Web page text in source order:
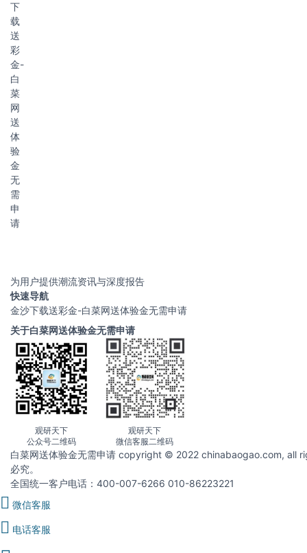
下
载
送
彩
金-
白
菜
网
送
体
验
金
无
需
申
请
为用户提供潮流资讯与深度报告
快速导航
金沙下载送彩金-白菜网送体验金无需申请
关于白菜网送体验金无需申请
观研天下
公众号二维码
观研天下
微信客服二维码
白菜网送体验金无需申请 copyright © 2022 chinabaogao.com, all
必究。
全国统一客户电话：400-007-6266 010-86223221
微信客服
电话客服